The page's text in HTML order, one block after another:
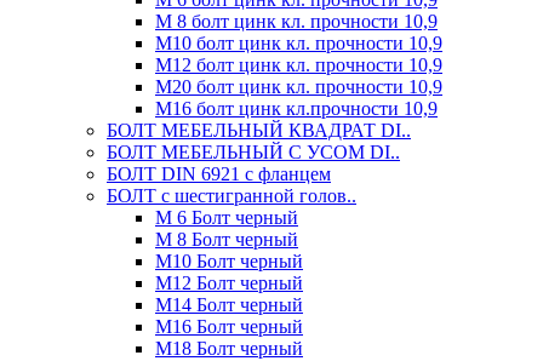
М 8 болт цинк кл. прочности 10,9
М10 болт цинк кл. прочности 10,9
М12 болт цинк кл. прочности 10,9
М20 болт цинк кл. прочности 10,9
М16 болт цинк кл.прочности 10,9
БОЛТ МЕБЕЛЬНЫЙ КВАДРАТ DI..
БОЛТ МЕБЕЛЬНЫЙ С УСОМ DI..
БОЛТ DIN 6921 c фланцем
БОЛТ с шестигранной голов..
М 6 Болт черный
М 8 Болт черный
М10 Болт черный
М12 Болт черный
М14 Болт черный
М16 Болт черный
М18 Болт черный